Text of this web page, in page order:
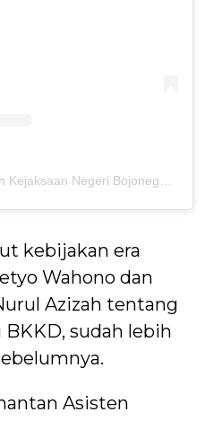
kebijakan era
Wahono dan
Azizah tentang
sudah lebih
Asisten